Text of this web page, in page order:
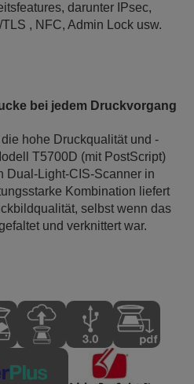
darunter IPsec,
, NFC, Admin Lock usw.
bei jedem Druckvorgang
hohe Druckqualität und -
T5700D (mit PostScript)
Dual-Light-CIS-Scanner in
Kombination liefert
selbst wenn das
und verknittert war.